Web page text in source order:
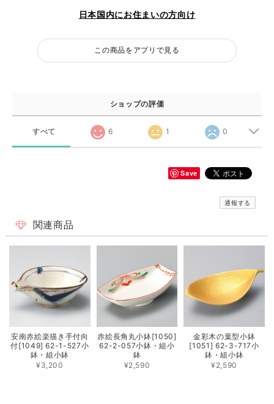
日本国内にお住まいの方向け
この商品をアプリで見る
ショップの評価
すべて 6 1 0
Save
通報する
関連商品
安南赤絵楽描き手付向
付[1049] 62-1-527小
鉢・組小鉢
¥3,200
赤絵長角丸小鉢[1050]
62-2-057小鉢・組小
鉢
¥2,590
金彩木の葉型小鉢
[1051] 62-3-717小
鉢・組小鉢
¥2,590